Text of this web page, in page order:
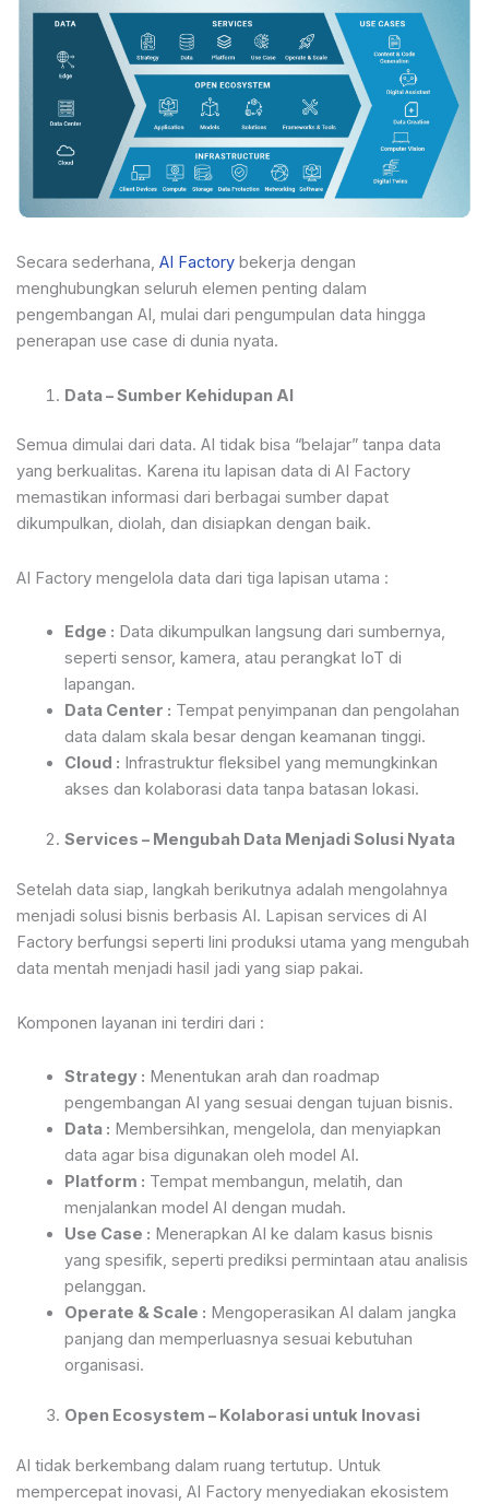
Secara sederhana, AI Factory bekerja dengan
menghubungkan seluruh elemen penting dalam
pengembangan AI, mulai dari pengumpulan data hingga
penerapan use case di dunia nyata.
Data – Sumber Kehidupan AI
Semua dimulai dari data. AI tidak bisa “belajar” tanpa data
yang berkualitas. Karena itu lapisan data di AI Factory
memastikan informasi dari berbagai sumber dapat
dikumpulkan, diolah, dan disiapkan dengan baik.
AI Factory mengelola data dari tiga lapisan utama :
Edge : Data dikumpulkan langsung dari sumbernya,
seperti sensor, kamera, atau perangkat IoT di
lapangan.
Data Center : Tempat penyimpanan dan pengolahan
data dalam skala besar dengan keamanan tinggi.
Cloud : Infrastruktur fleksibel yang memungkinkan
akses dan kolaborasi data tanpa batasan lokasi.
Services – Mengubah Data Menjadi Solusi Nyata
Setelah data siap, langkah berikutnya adalah mengolahnya
menjadi solusi bisnis berbasis AI. Lapisan services di AI
Factory berfungsi seperti lini produksi utama yang mengubah
data mentah menjadi hasil jadi yang siap pakai.
Komponen layanan ini terdiri dari :
Strategy : Menentukan arah dan roadmap
pengembangan AI yang sesuai dengan tujuan bisnis.
Data : Membersihkan, mengelola, dan menyiapkan
data agar bisa digunakan oleh model AI.
Platform : Tempat membangun, melatih, dan
menjalankan model AI dengan mudah.
Use Case : Menerapkan AI ke dalam kasus bisnis
yang spesifik, seperti prediksi permintaan atau analisis
pelanggan.
Operate & Scale : Mengoperasikan AI dalam jangka
panjang dan memperluasnya sesuai kebutuhan
organisasi.
Open Ecosystem – Kolaborasi untuk Inovasi
AI tidak berkembang dalam ruang tertutup. Untuk
mempercepat inovasi, AI Factory menyediakan ekosistem